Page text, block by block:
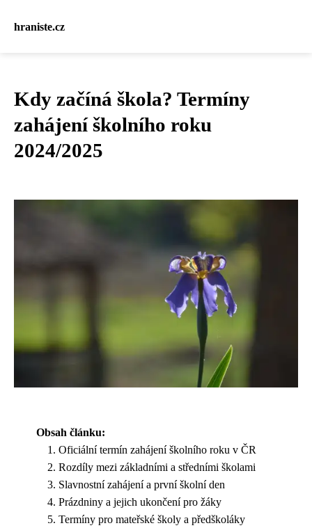
hraniste.cz
Kdy začíná škola? Termíny
zahájení školního roku
2024/2025
Obsah článku:
Oficiální termín zahájení školního roku v ČR
Rozdíly mezi základními a středními školami
Slavnostní zahájení a první školní den
Prázdniny a jejich ukončení pro žáky
Termíny pro mateřské školy a předškoláky